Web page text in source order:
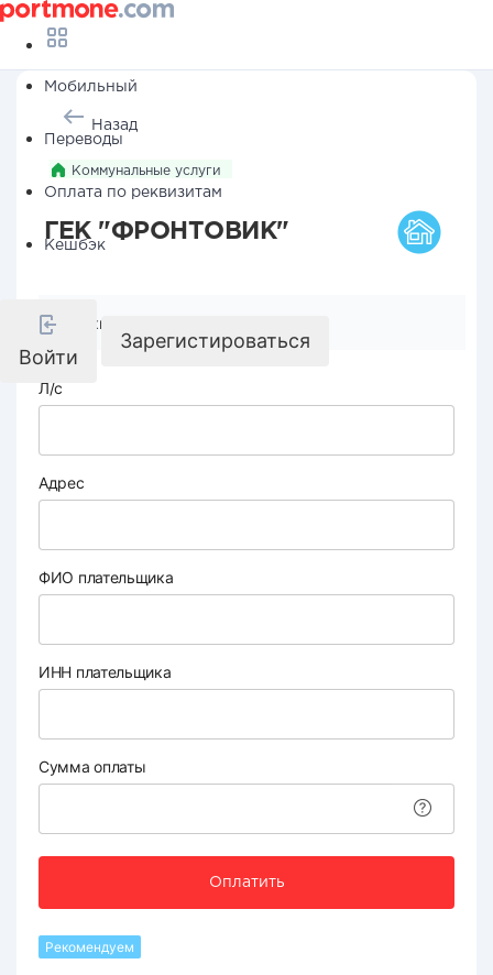
Мобильный
Переводы
Оплата по реквизитам
Кешбэк
Войти
Зарегистироваться
Назад
Коммунальные услуги
ГЕК "ФРОНТОВИК"
Реквизиты компании
Л/с
Адрес
ФИО плательщика
ИНН плательщика
Сумма оплаты
Оплатить
Рекомендуем